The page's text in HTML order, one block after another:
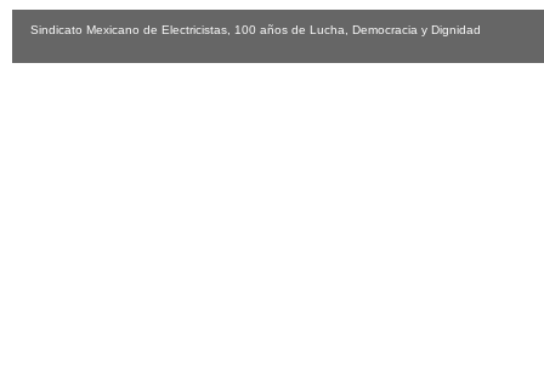
Sindicato Mexicano de Electricistas, 100 años de Lucha, Democracia y Dignidad